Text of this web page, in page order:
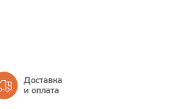
Доставка
и оплата